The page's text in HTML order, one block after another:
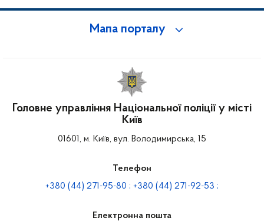
Мапа порталу
Головне управління Національної поліції у місті
Київ
01601, м. Київ, вул. Володимирська, 15
Телефон
+380 (44) 271-95-80 ; +380 (44) 271-92-53 ;
Електронна пошта